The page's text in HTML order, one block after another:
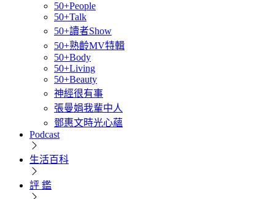
50+People
50+Talk
50+讀者Show
50+熟齡MV特輯
50+Body
50+Living
50+Beauty
神經很有事
張曼娟我輩中人
鄧惠文時光心蘊
Podcast
生活百科
評 鑑